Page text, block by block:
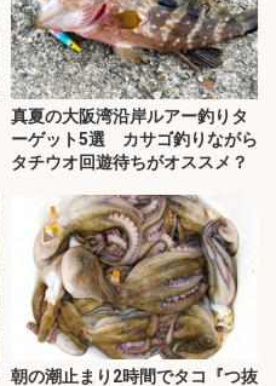
真夏の大阪湾沿岸ルアー釣りタ
ーゲット5選 カサゴ釣りながら
タチウオ回遊待ちがオススメ？
朝の潮止まり2時間でタコ『つ抜